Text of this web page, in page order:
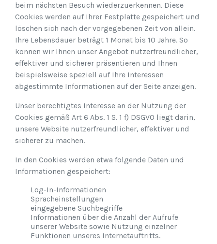
beim nächsten Besuch wiederzuerkennen. Diese
Cookies werden auf Ihrer Festplatte gespeichert und
löschen sich nach der vorgegebenen Zeit von allein.
Ihre Lebensdauer beträgt 1 Monat bis 10 Jahre. So
können wir Ihnen unser Angebot nutzerfreundlicher,
effektiver und sicherer präsentieren und Ihnen
beispielsweise speziell auf Ihre Interessen
abgestimmte Informationen auf der Seite anzeigen.
Unser berechtigtes Interesse an der Nutzung der
Cookies gemäß Art 6 Abs. 1 S. 1 f) DSGVO liegt darin,
unsere Website nutzerfreundlicher, effektiver und
sicherer zu machen.
In den Cookies werden etwa folgende Daten und
Informationen gespeichert:
Log-In-Informationen
Spracheinstellungen
eingegebene Suchbegriffe
Informationen über die Anzahl der Aufrufe
unserer Website sowie Nutzung einzelner
Funktionen unseres Internetauftritts.